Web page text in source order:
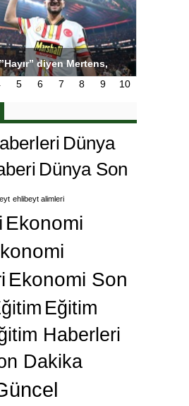
Kuraş’ta Gururlandırdı
5 6 7 8 9 10
Dünya
Dünya Son
ehlibeyt alimleri
Ekonomi
Ekonomi Son
Eğitim
Haberleri
Dakika